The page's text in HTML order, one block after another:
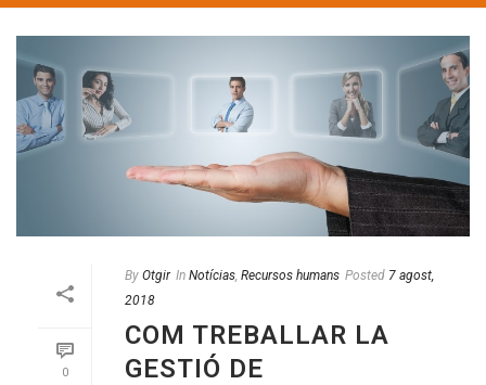
0
By Otgir In Notícias Recursos humans Posted 7 agost,
2018
COM TREBALLAR LA
GESTIÓ DE